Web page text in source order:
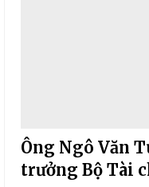
Ông Ngô Văn
trưởng Bộ Tài